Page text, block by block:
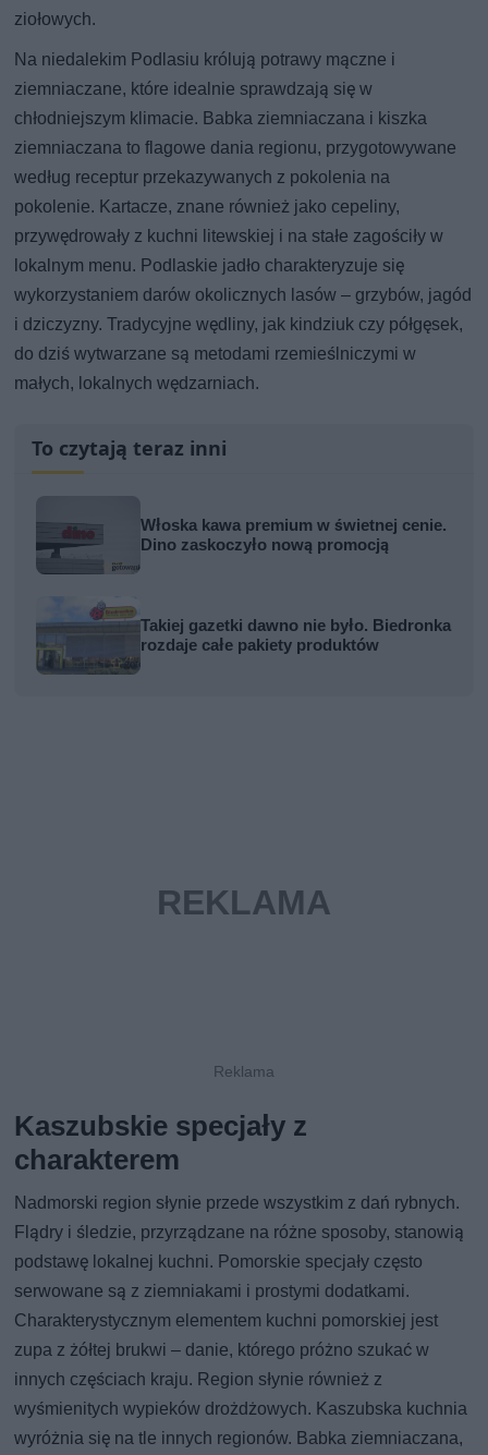
ziołowych.
Na niedalekim Podlasiu królują potrawy mączne i
ziemniaczane, które idealnie sprawdzają się w
chłodniejszym klimacie. Babka ziemniaczana i kiszka
ziemniaczana to flagowe dania regionu, przygotowywane
według receptur przekazywanych z pokolenia na
pokolenie. Kartacze, znane również jako cepeliny,
przywędrowały z kuchni litewskiej i na stałe zagościły w
lokalnym menu. Podlaskie jadło charakteryzuje się
wykorzystaniem darów okolicznych lasów – grzybów, jagód
i dziczyzny. Tradycyjne wędliny, jak kindziuk czy półgęsek,
do dziś wytwarzane są metodami rzemieślniczymi w
małych, lokalnych wędzarniach.
To czytają teraz inni
Włoska kawa premium w świetnej cenie.
Dino zaskoczyło nową promocją
Takiej gazetki dawno nie było. Biedronka
rozdaje całe pakiety produktów
Kaszubskie specjały z
charakterem
Nadmorski region słynie przede wszystkim z dań rybnych.
Flądry i śledzie, przyrządzane na różne sposoby, stanowią
podstawę lokalnej kuchni. Pomorskie specjały często
serwowane są z ziemniakami i prostymi dodatkami.
Charakterystycznym elementem kuchni pomorskiej jest
zupa z żółtej brukwi – danie, którego próżno szukać w
innych częściach kraju. Region słynie również z
wyśmienitych wypieków drożdżowych. Kaszubska kuchnia
wyróżnia się na tle innych regionów. Babka ziemniaczana,